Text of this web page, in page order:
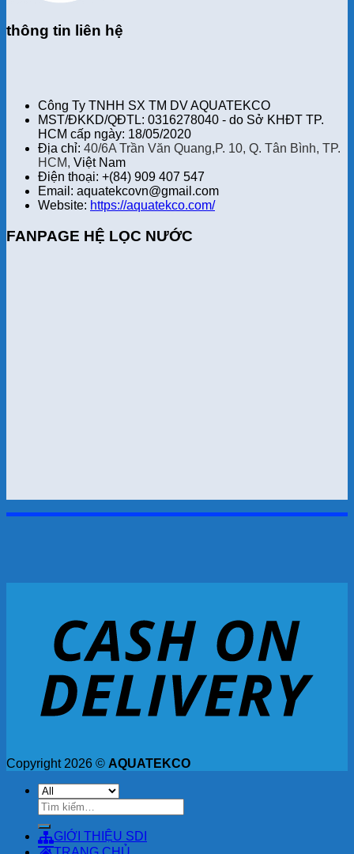
thông tin liên hệ
Công Ty TNHH SX TM DV AQUATEKCO
MST/ĐKKD/QĐTL: 0316278040 - do Sở KHĐT TP.
HCM cấp ngày: 18/05/2020
Địa chỉ: 40/6A Trần Văn Quang,P. 10, Q. Tân Bình, TP.
HCM, Việt Nam
Điện thoại: +(84) 909 407 547
Email: aquatekcovn@gmail.com
Website: https://aquatekco.com/
FANPAGE HỆ LỌC NƯỚC
Copyright 2026 © AQUATEKCO
Tìm
kiếm:
GIỚI THIỆU SDI